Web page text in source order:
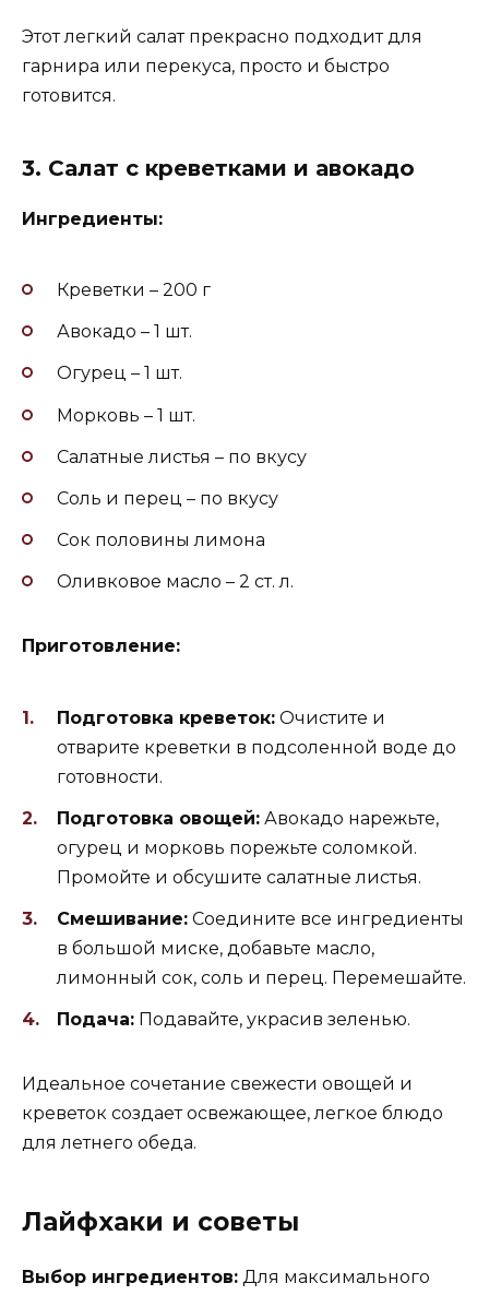
Этот легкий салат прекрасно подходит для
гарнира или перекуса, просто и быстро
готовится.
3. Салат с креветками и авокадо
Ингредиенты:
Креветки – 200 г
Авокадо – 1 шт.
Огурец – 1 шт.
Морковь – 1 шт.
Салатные листья – по вкусу
Соль и перец – по вкусу
Сок половины лимона
Оливковое масло – 2 ст. л.
Приготовление:
Подготовка креветок: Очистите и
отварите креветки в подсоленной воде до
готовности.
Подготовка овощей: Авокадо нарежьте,
огурец и морковь порежьте соломкой.
Промойте и обсушите салатные листья.
Смешивание: Соедините все ингредиенты
в большой миске, добавьте масло,
лимонный сок, соль и перец. Перемешайте.
Подача: Подавайте, украсив зеленью.
Идеальное сочетание свежести овощей и
креветок создает освежающее, легкое блюдо
для летнего обеда.
Лайфхаки и советы
Выбор ингредиентов: Для максимального